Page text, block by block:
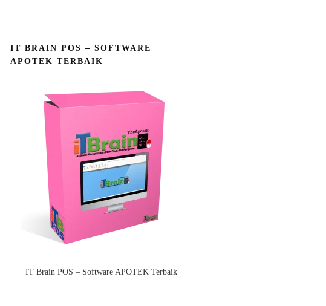
IT BRAIN POS – SOFTWARE
APOTEK TERBAIK
IT Brain POS – Software APOTEK Terbaik